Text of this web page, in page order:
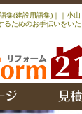
集(建設用語集)｜｜小
るためのお手伝いをい